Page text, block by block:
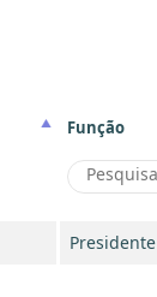
Função
Presidente